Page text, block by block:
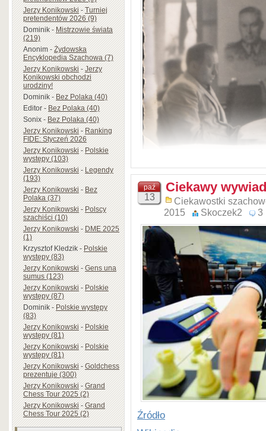
Jerzy Konikowski-Turniej
pretendentów 2026 (9)
Dominik-Mistrzowie świata
(219)
Anonim-Żydowska
Encyklopedia Szachowa (7)
Jerzy Konikowski-Jerzy
Konikowski obchodzi
urodziny!
Dominik-Bez Polaka (40)
Editor-Bez Polaka (40)
Sonix-Bez Polaka (40)
Jerzy Konikowski-Ranking
FIDE: Styczeń 2026
Jerzy Konikowski-Polskie
występy (103)
Jerzy Konikowski-Legendy
(193)
Jerzy Konikowski-Bez
Polaka (37)
Jerzy Konikowski-Polscy
szachiści (10)
Jerzy Konikowski-DME 2025
(1)
Krzysztof Kledzik-Polskie
występy (83)
Jerzy Konikowski-Gens una
sumus (123)
Jerzy Konikowski-Polskie
występy (87)
Dominik-Polskie występy
(83)
Jerzy Konikowski-Polskie
występy (81)
Jerzy Konikowski-Polskie
występy (81)
Jerzy Konikowski-Goldchess
prezentuje (300)
Jerzy Konikowski-Grand
Chess Tour 2025 (2)
Jerzy Konikowski-Grand
Chess Tour 2025 (2)
Partia Szabo – Keres,
7 stycznia 2016r. minie
szachowego arcymistrza
„Wiecznie Drugiego”.
reprezentant ZSRR,
Estonii.
W 1950r. wygrał turniej w
W 1938r., po wygraniu
prawo do gry w
Aleksandrowi Alechinowi
wybuchu II wojny
zorganizowany w 1948
zwycięzcę okrzyknięto
tego czasu Paul Keres
pretendentów do walki o
uczestnikiem turniejów
Zurych 1953r. (2-4
paź
13
Ciekawy
Ciekawostki
2015
Skoczek2 3
Źródło